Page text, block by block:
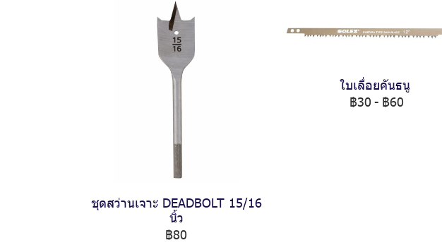
ชุดสว่านเจาะ DEADBOLT 15/16
นิ้ว
฿80
ใบเลื่อยคันธนู
฿30 - ฿60